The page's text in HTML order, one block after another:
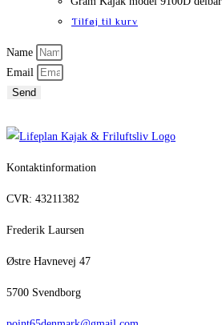
Tilføj til kurv
Name
Email
Send
Kontaktinformation
CVR: 43211382
Frederik Laursen
Østre Havnevej 47
5700 Svendborg